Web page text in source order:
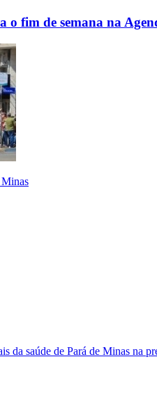
o fim de semana na
Minas
da saúde de Pará de Minas na